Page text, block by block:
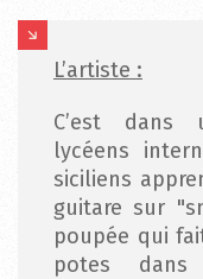
Accueil
Kesako
la
Tournée
L’artiste :
C’est dans
lycéens
siciliens
guitare sur
poupée qui
potes